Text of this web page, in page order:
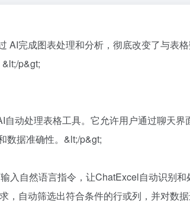
AI完成图表处理和分析，彻底改变了与表
p&gt;
动处理表格工具。它允许用户通过聊天
数据准确性。&lt;/p&gt;
入自然语言指令，让ChatExcel自动识别
，自动筛选出符合条件的行或列，并对数